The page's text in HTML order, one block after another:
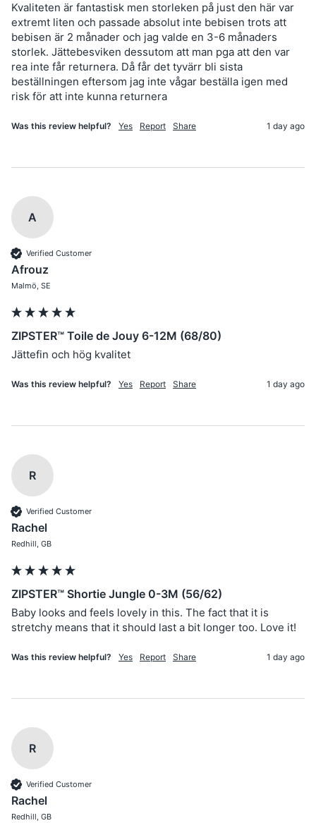
Kvaliteten är fantastisk men storleken på just den här var
extremt liten och passade absolut inte bebisen trots att
bebisen är 2 månader och jag valde en 3-6 månaders
storlek. Jättebesviken dessutom att man pga att den var
rea inte får returnera. Då får det tyvärr bli sista
beställningen eftersom jag inte vågar beställa igen med
risk för att inte kunna returnera
Was this review helpful? Yes Report Share 1 day ago
A
Verified Customer
Afrouz
Malmö, SE
ZIPSTER™ Toile de Jouy 6-12M (68/80)
Jättefin och hög kvalitet
Was this review helpful? Yes Report Share 1 day ago
R
Verified Customer
Rachel
Redhill, GB
ZIPSTER™ Shortie Jungle 0-3M (56/62)
Baby looks and feels lovely in this. The fact that it is
stretchy means that it should last a bit longer too. Love it!
Was this review helpful? Yes Report Share 1 day ago
R
Verified Customer
Rachel
Redhill, GB